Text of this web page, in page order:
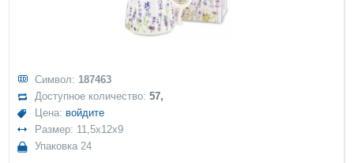
Символ: 187463
Доступное количество:57,
Цена: войдите
Размер: 11,5x12x9
Упаковка 24